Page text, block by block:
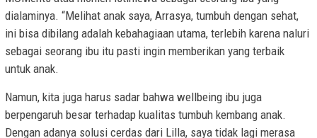
dialaminya. “Melihat anak saya, Arrasya, tumbuh dengan sehat,
ini bisa dibilang adalah kebahagiaan utama, terlebih karena naluri
sebagai seorang ibu itu pasti ingin memberikan yang terbaik
untuk anak.
Namun, kita juga harus sadar bahwa wellbeing ibu juga
berpengaruh besar terhadap kualitas tumbuh kembang anak.
Dengan adanya solusi cerdas dari Lilla, saya tidak lagi merasa